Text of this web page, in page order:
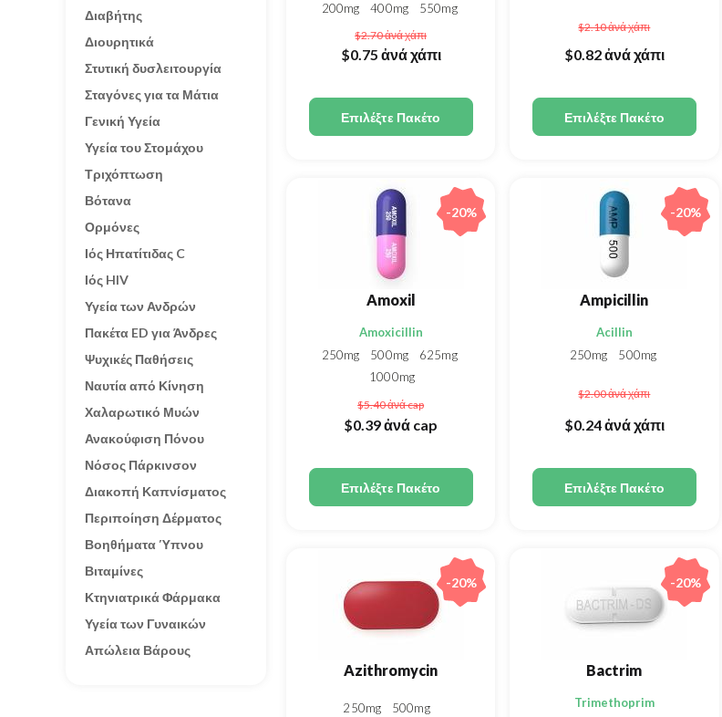
Διαβήτης
Διουρητικά
Στυτική δυσλειτουργία
Σταγόνες για τα Μάτια
Γενική Υγεία
Υγεία του Στομάχου
Τριχόπτωση
Βότανα
Ορμόνες
Ιός Ηπατίτιδας C
Ιός HIV
Υγεία των Ανδρών
Πακέτα ED για Άνδρες
Ψυχικές Παθήσεις
Ναυτία από Κίνηση
Χαλαρωτικό Μυών
Ανακούφιση Πόνου
Νόσος Πάρκινσον
Διακοπή Καπνίσματος
Περιποίηση Δέρματος
Βοηθήματα Ύπνου
Βιταμίνες
Κτηνιατρικά Φάρμακα
Υγεία των Γυναικών
Απώλεια Βάρους
200mg
400mg 550mg
$2.70ἀνά χάπι
$0.75 ἀνά χάπι
Επιλέξτε Πακέτο
$2.10ἀνά χάπι
$0.82ἀνά χάπι
Επιλέξτε Πακέτο
Amoxil
Amoxicillin
250mg
500mg
625mg
1000mg
$5.40ἀνά cap
$0.39ἀνά cap
Επιλέξτε Πακέτο
-20%
Ampicillin
Acillin
250mg
500mg
$2.00ἀνά χάπι
$0.24ἀνά χάπι
Επιλέξτε Πακέτο
-20%
Azithromycin
250mg
500mg
-20%
Bactrim
Trimethoprim
-20%